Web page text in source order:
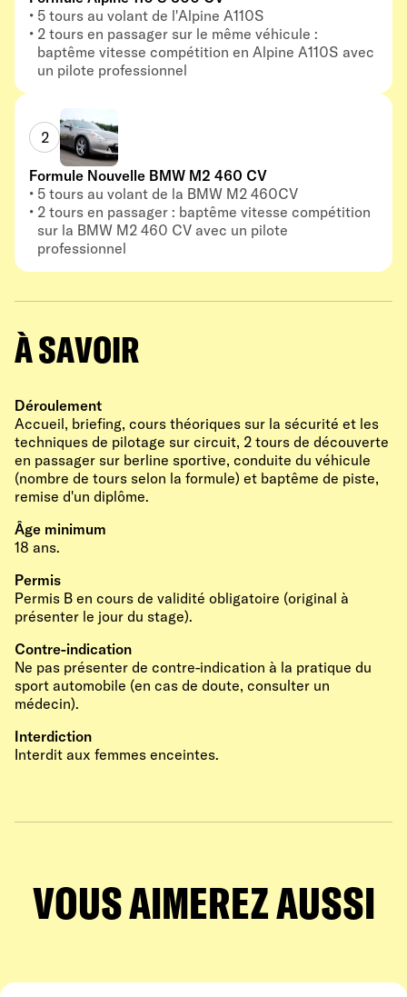
5 tours au volant de l'Alpine A110S
2 tours en passager sur le même véhicule :
baptême vitesse compétition en Alpine A110S avec
un pilote professionnel
2
Formule Nouvelle BMW M2 460 CV
5 tours au volant de la BMW M2 460CV
2 tours en passager : baptême vitesse compétition
sur la BMW M2 460 CV avec un pilote
professionnel
À SAVOIR
Déroulement
Accueil, briefing, cours théoriques sur la sécurité et les
techniques de pilotage sur circuit, 2 tours de découverte
en passager sur berline sportive, conduite du véhicule
(nombre de tours selon la formule) et baptême de piste,
remise d'un diplôme.
Âge minimum
18 ans.
Permis
Permis B en cours de validité obligatoire (original à
présenter le jour du stage).
Contre-indication
Ne pas présenter de contre-indication à la pratique du
sport automobile (en cas de doute, consulter un
médecin).
Interdiction
Interdit aux femmes enceintes.
VOUS AIMEREZ AUSSI